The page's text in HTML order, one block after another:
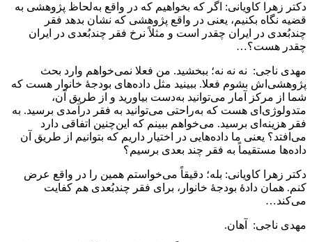
دکتر زهرا کاویانی: اگر که بخواهیم که در واقع به‌لحاظ پژوهشی به
قضیه نگاه بکنیم، یعنی در واقع پژوهشی که نشان بدهد فقر
چندبُعدی در ایران چقدر است و مثلاً نرخ فقر چندبُعدی در ایران
چقدر هست؟…
مهدی ناجی: نه نه نه؛ ببخشید. من فعلا نمی‌خواهم وارد بحث
پژوهشی‌اش بشوم فعلا. ببینید مثل داده‌های بودجۀ خانوار هست که
شما از مرکز آمار می‌توانید به‌دست بیاورید و از طریق آن،
متدولوژی‌ای هست که به‌راحتی می‌توانید به فقر درآمدی برسید. به
فقر هزینه‌ای برسید. می‌خواهم ببینم که این‌چنین اتفاقی دارد
می‌افتد؟ یعنی ما داده‌هایی در اختیار داریم که بتوانیم از طریق آن
داده‌ها مستقیماً به فقر چند بعدی برسیم؟
دکتر زهرا کاویانی: بله؛ دقیقاً می‌خواستم همین را در واقع عرض
کنم. همان دادۀ بودجۀ خانوار، برای فقر چندبُعدی هم کفایت
می‌کند…
مهدی ناجی: آهان.